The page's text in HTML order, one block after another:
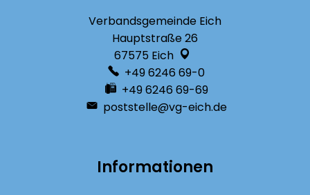
Verbandsgemeinde Eich
Hauptstraße 26
67575 Eich
+49 6246 69-0
+49 6246 69-69
poststelle@vg-eich.de
Informationen